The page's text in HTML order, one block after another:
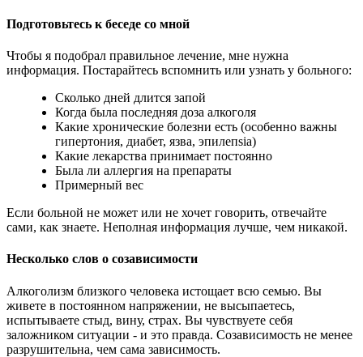
Подготовьтесь к беседе со мной
Чтобы я подобрал правильное лечение, мне нужна
информация. Постарайтесь вспомнить или узнать у больного:
Сколько дней длится запой
Когда была последняя доза алкоголя
Какие хронические болезни есть (особенно важны
гипертония, диабет, язва, эпилепsia)
Какие лекарства принимает постоянно
Была ли аллергия на препараты
Примерный вес
Если больной не может или не хочет говорить, отвечайте
сами, как знаете. Неполная информация лучше, чем никакой.
Несколько слов о созависимости
Алкоголизм близкого человека истощает всю семью. Вы
живете в постоянном напряжении, не высыпаетесь,
испытываете стыд, вину, страх. Вы чувствуете себя
заложником ситуации - и это правда. Созависимость не менее
разрушительна, чем сама зависимость.